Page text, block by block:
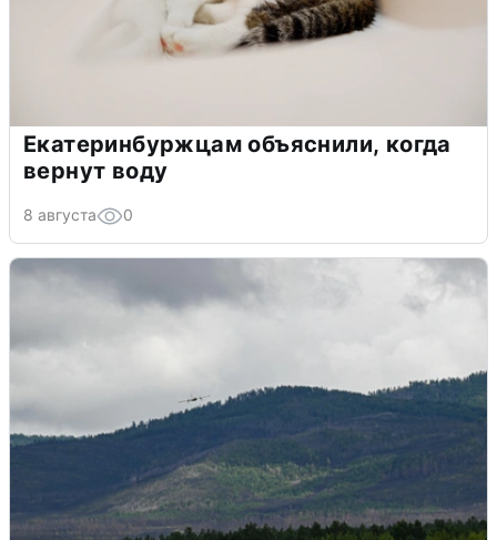
Екатеринбуржцам объяснили, когда
вернут воду
8 августа 0